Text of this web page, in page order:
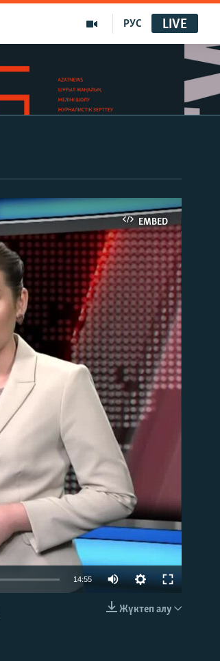
РУС LIVE
EMBED
EMBED
14:55
Жүктеп алу